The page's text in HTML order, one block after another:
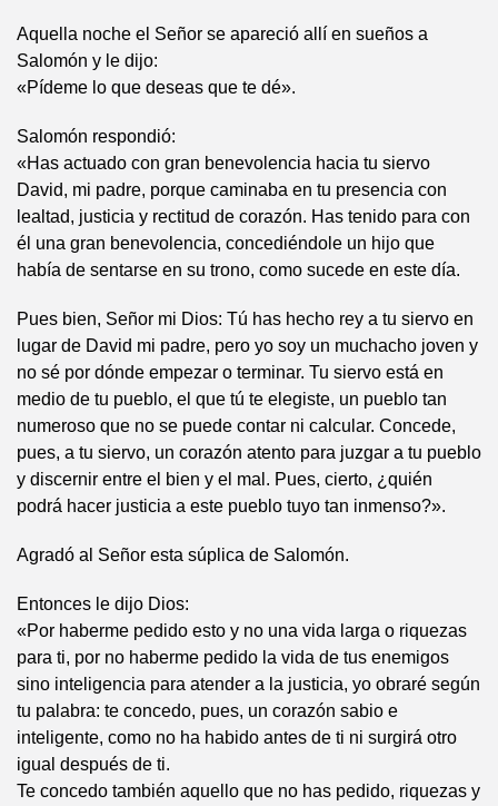
Aquella noche el Señor se apareció allí en sueños a
Salomón y le dijo:
«Pídeme lo que deseas que te dé».
Salomón respondió:
«Has actuado con gran benevolencia hacia tu siervo
David, mi padre, porque caminaba en tu presencia con
lealtad, justicia y rectitud de corazón. Has tenido para con
él una gran benevolencia, concediéndole un hijo que
había de sentarse en su trono, como sucede en este día.
Pues bien, Señor mi Dios: Tú has hecho rey a tu siervo en
lugar de David mi padre, pero yo soy un muchacho joven y
no sé por dónde empezar o terminar. Tu siervo está en
medio de tu pueblo, el que tú te elegiste, un pueblo tan
numeroso que no se puede contar ni calcular. Concede,
pues, a tu siervo, un corazón atento para juzgar a tu pueblo
y discernir entre el bien y el mal. Pues, cierto, ¿quién
podrá hacer justicia a este pueblo tuyo tan inmenso?».
Agradó al Señor esta súplica de Salomón.
Entonces le dijo Dios:
«Por haberme pedido esto y no una vida larga o riquezas
para ti, por no haberme pedido la vida de tus enemigos
sino inteligencia para atender a la justicia, yo obraré según
tu palabra: te concedo, pues, un corazón sabio e
inteligente, como no ha habido antes de ti ni surgirá otro
igual después de ti.
Te concedo también aquello que no has pedido, riquezas y